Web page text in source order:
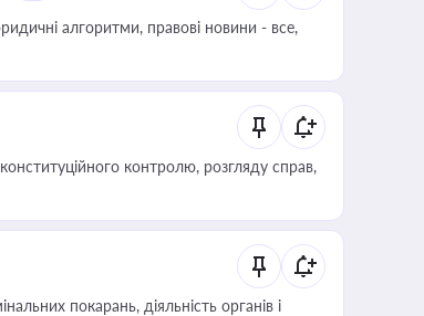
алгоритми, правові новини - все,
контролю, розгляду справ,
покарань, діяльність органів і